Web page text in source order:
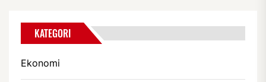
KATEGORI
Ekonomi